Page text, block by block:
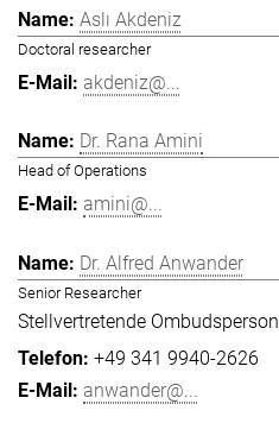
Aslı Akdeniz
Doctoral researcher
akdeniz@...
Dr. Rana Amini
Head of Operations
amini@...
Dr. Alfred Anwander
Senior Researcher
Stellvertretende Ombudsperson
+49 341 9940-2626
anwander@...